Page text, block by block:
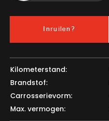
Inruilen?
Kilometerstand:
Brandstof:
Carrosserievorm:
Max. vermogen: